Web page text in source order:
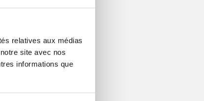
relatives aux médias
site avec nos
informations que